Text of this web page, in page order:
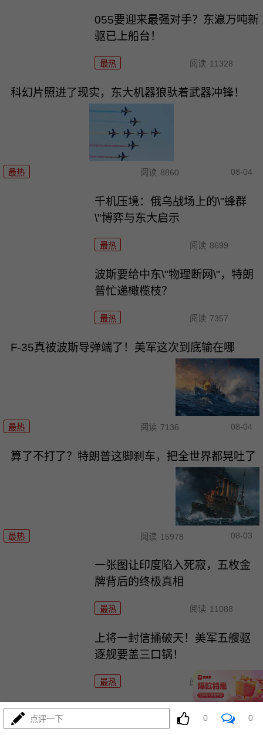
055要迎来最强对手？东瀛万吨新
驱已上船台！
最热 阅读 11328
科幻片照进了现实，东大机器狼驮着武器冲锋！
最热 阅读 8860 08-04
千机压境：俄乌战场上的\"蜂群
\"博弈与东大启示
最热 阅读 8699
波斯要给中东\"物理断网\"，特朗
普忙递橄榄枝？
最热 阅读 7357
F-35真被波斯导弹端了！美军这次到底输在哪
最热 阅读 7136 08-04
算了不打了？特朗普这脚刹车，把全世界都晃吐了
最热 阅读 15978 08-03
一张图让印度陷入死寂，五枚金
牌背后的终极真相
最热 阅读 11088
上将一封信捅破天！美军五艘驱
逐舰要盖三口锅！
最热 阅读 7741
特朗普要对伊朗动手？最狠的还
没来，最骚的来了
点评一下 0 0